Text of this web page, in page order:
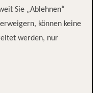
Seas
Voyager
2025-
Sie „Ablehnen“
können keine
werden, nur